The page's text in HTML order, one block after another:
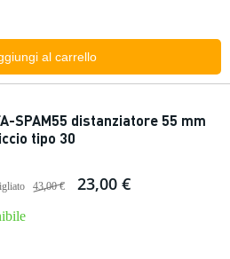
al carrello
SPAM55 distanziatore 55 mm
tipo 30
43,00 € 23,00 €